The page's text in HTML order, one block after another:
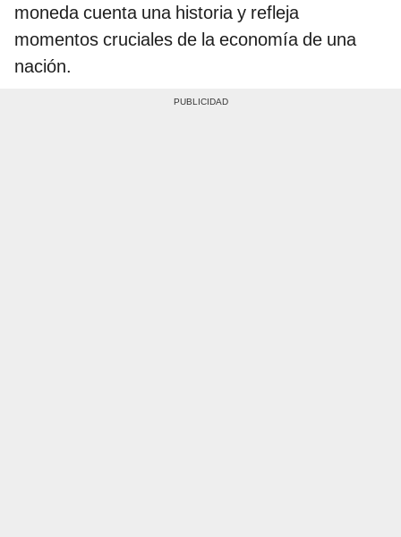
moneda cuenta una historia y refleja
momentos cruciales de la economía de una
nación.